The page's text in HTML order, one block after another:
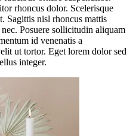
rhoncus dolor. Scelerisque
Sagittis nisl rhoncus mattis
Posuere sollicitudin aliquam
id venenatis a
ut tortor. Eget lorem dolor sed
integer.